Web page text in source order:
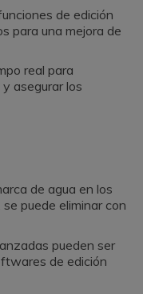
de edición
para una mejora de
real para
asegurar los
de agua en los
puede eliminar con
pueden ser
de edición